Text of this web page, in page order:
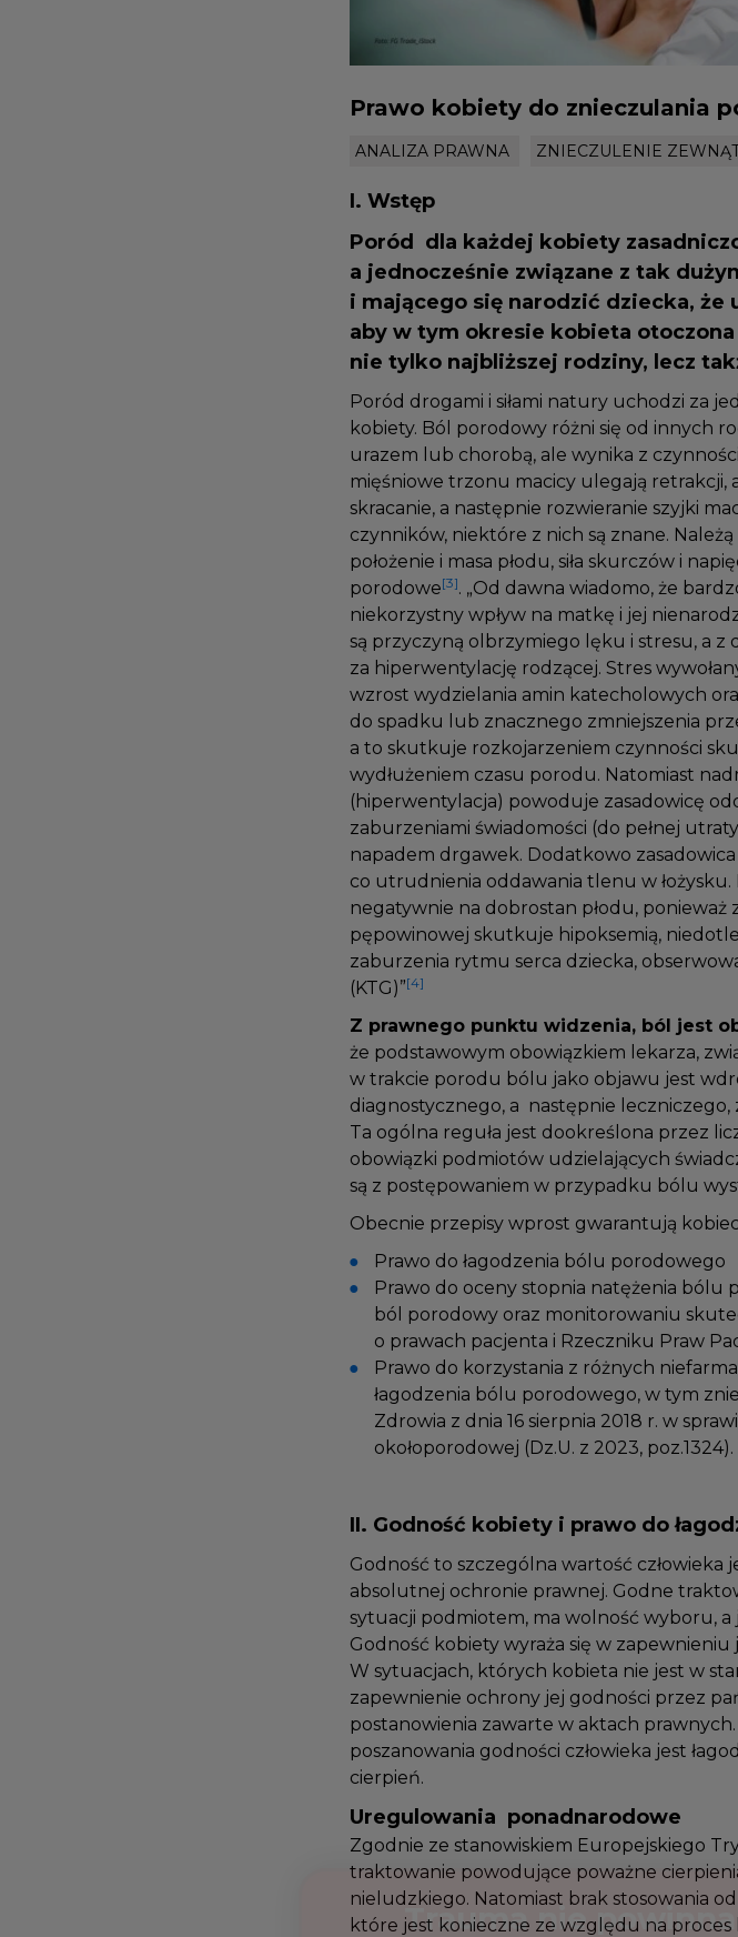
Prawo kobiety do znieczulania
ANALIZA PRAWNA ZNIECZULENIE
I. Wstęp
Poród dla każdej kobiety
a jednocześnie związane z tak
i mającego się narodzić dziecka,
aby w tym okresie kobieta
nie tylko najbliższej rodziny, lecz
Poród drogami i siłami natury uchodzi za
kobiety. Ból porodowy różni się od innych
urazem lub chorobą, ale wynika z
mięśniowe trzonu macicy ulegają
skracanie, a następnie rozwieranie szyjki
czynników, niektóre z nich są znane.
położenie i masa płodu, siła skurczów i
porodowe[3] . „Od dawna wiadomo, że
niekorzystny wpływ na matkę i jej
są przyczyną olbrzymiego lęku i stresu, a
za hiperwentylację rodzącej. Stres
wzrost wydzielania amin katecholowych
do spadku lub znacznego zmniejszenia
a to skutkuje rozkojarzeniem czynności
wydłużeniem czasu porodu. Natomiast
(hiperwentylacja) powoduje zasadowicę
zaburzeniami świadomości (do pełnej
napadem drgawek. Dodatkowo
co utrudnienia oddawania tlenu w
negatywnie na dobrostan płodu,
pępowinowej skutkuje hipoksemią,
zaburzenia rytmu serca dziecka,
(KTG)”[4]
Z prawnego punktu widzenia, ból jest
że podstawowym obowiązkiem lekarza,
w trakcie porodu bólu jako objawu jest
diagnostycznego, a następnie
Ta ogólna reguła jest dookreślona przez
obowiązki podmiotów udzielających
są z postępowaniem w przypadku bólu
Obecnie przepisy wprost gwarantują
Prawo do łagodzenia bólu porodowego
Prawo do oceny stopnia natężenia bólu
ból porodowy oraz monitorowaniu
o prawach pacjenta i Rzeczniku Praw
Prawo do korzystania z różnych
łagodzenia bólu porodowego, w tym
Zdrowia z dnia 16 sierpnia 2018 r. w
okołoporodowej (Dz.U. z 2023, poz.1324).
II. Godność kobiety i prawo do
Godność to szczególna wartość
absolutnej ochronie prawnej. Godne
sytuacji podmiotem, ma wolność wyboru,
Godność kobiety wyraża się w
W sytuacjach, których kobieta nie jest w
zapewnienie ochrony jej godności przez
postanowienia zawarte w aktach
poszanowania godności człowieka jest
cierpień.
Uregulowania ponadnarodowe
Zgodnie ze stanowiskiem Europejskiego
traktowanie powodujące poważne
nieludzkiego. Natomiast brak stosowania
które jest konieczne ze względu na